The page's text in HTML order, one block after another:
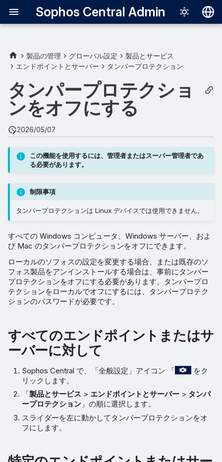
Sophos Central Admin
Español
Français
Português
すべてのエンドポイントまた
はサーバーに対して
特定のエンドポイントまたは
サーバーに対して
Windows デバイス上の
Sophos Endpoint Agent の場
macOS デバイス上の
Sophos Endpoint Agent の場
製品の管理 グローバル設定
製品とサービス
エンドポイントとサーバー
タンパープロテクション
タンパープロテクショ
ンをオフにする
2026/05/07
この機能を使用するには、管理者またはスーパー管理者であ
る必要があります。
制限事項
タンパープロテクションは Linux デバイスでは使用できません。
すべての Windows コンピュータ、Windows サーバー、およ
び Mac のタンパープロテクションをオフにできます。
ローカルのソフォスの設定を変更する場合、または既存のソ
フォス製品をアンインストールする場合は、事前にタンパー
プロテクションをオフにする必要があります。タンパープロ
テクションをローカルでオフにするには、タンパープロテク
ションのパスワードが必要です。
すべてのエンドポイントまたはサ
ーバーに対して
Sophos Central で、「全般設定」アイコン 「
をク
リックします。
「製品とサービス > エンドポイントとサーバー > タンパ
ープロテクション 」の順に選択します。
スライダーを左に動かしてタンパープロテクションをオ
フにします。